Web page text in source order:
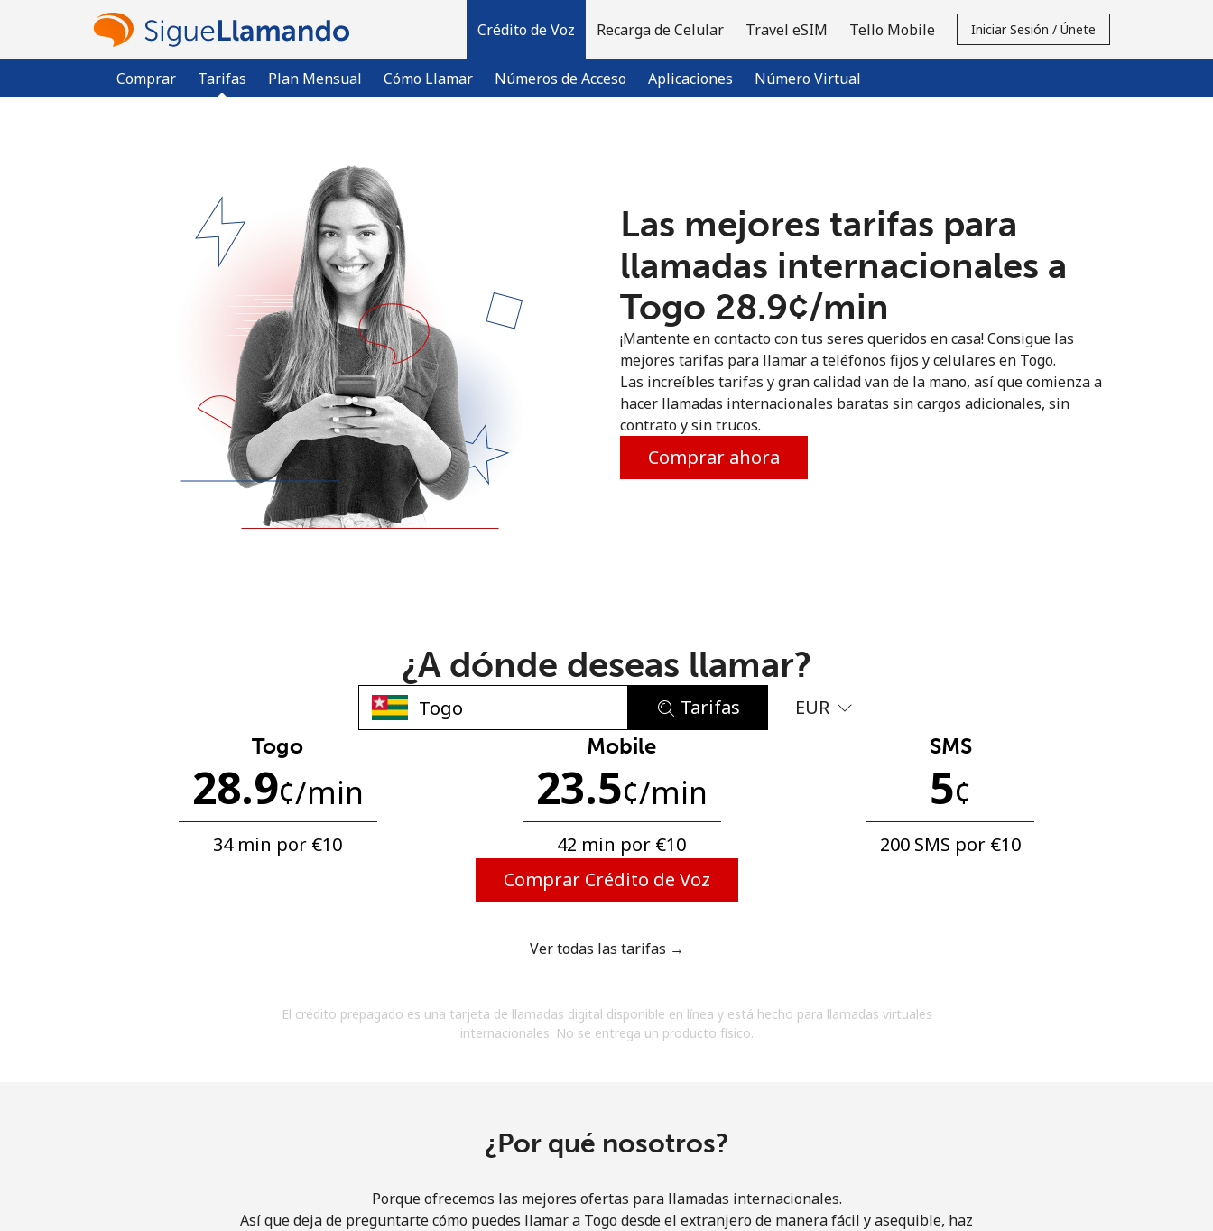
Crédito de Voz
Comprar Tarifas Plan Mensual Cómo Llamar Números de Acceso Aplicaciones Número Virtual
Recarga de Celular Travel eSIM Tello Mobile Iniciar Sesión / Únete
Inicia sesión →
Regístrate con
No se ha creado una contraseña
Mínimo 8 caracteres
Una letra mayúscula y una minúscula
Un caracter especial
ofertas.
Únete
Las mejores tarifas para
llamadas internacionales a
Togo ⁦28.9¢⁩/min
¡Mantente en contacto con tus seres queridos en casa! Consigue las
mejores tarifas para llamar a teléfonos fijos y celulares en Togo.
Las increíbles tarifas y gran calidad van de la mano, así que comienza a
hacer llamadas internacionales baratas sin cargos adicionales, sin
contrato y sin trucos.
Comprar ahora
¿A dónde deseas llamar?
Tarifas EUR
Togo
28.9¢/min
34 min por ⁦€10⁩
Mobile
23.5¢/min
42 min por ⁦€10⁩
SMS
5¢
200 SMS por ⁦€10⁩
Comprar Crédito de Voz
Ver todas las tarifas →
El crédito prepagado es una tarjeta de llamadas digital disponible en línea y está hecho para llamadas virtuales
internacionales. No se entrega un producto físico.
¿Por qué nosotros?
Porque ofrecemos las mejores ofertas para llamadas internacionales.
Así que deja de preguntarte cómo puedes llamar a Togo desde el extranjero de manera fácil y asequible, haz